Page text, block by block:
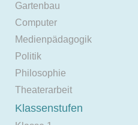
Gartenbau
Computer
Medienpädagogik
Politik
Philosophie
Theaterarbeit
Klassenstufen